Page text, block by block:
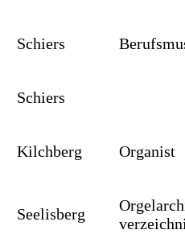
Schiers
Schiers
Kilchberg Organist
Seelisberg